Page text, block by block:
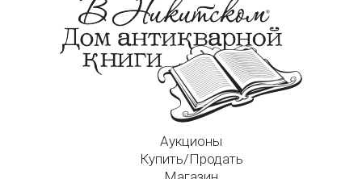
Аукционы
Купить/Продать